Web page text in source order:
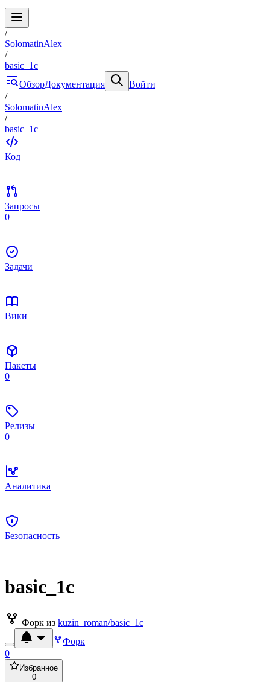
/
SolomatinAlex
/
basic_1c
ОбзорДокументация
Войти
/
SolomatinAlex
/
basic_1c
Код
Запросы
0
Задачи
Вики
Пакеты
0
Релизы
0
Аналитика
Безопасность
basic_1c
Форк из kuzin_roman/basic_1c
Форк
0
Избранное
0